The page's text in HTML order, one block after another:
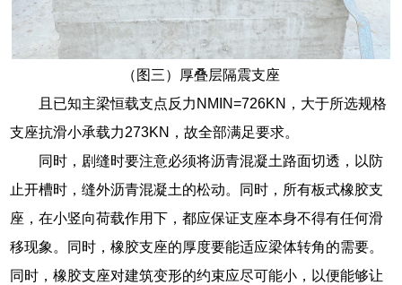
（图三）厚叠层隔震支座
且已知主梁恒载支点反力NMIN=726KN，大于所选规格
支座抗滑小承载力273KN，故全部满足要求。
同时，剧缝时要注意必须将沥青混凝土路面切透，以防
止开槽时，缝外沥青混凝土的松动。同时，所有板式橡胶支
座，在小竖向荷载作用下，都应保证支座本身不得有任何滑
移现象。同时，橡胶支座的厚度要能适应梁体转角的需要。
同时，橡胶支座对建筑变形的约束应尽可能小，以便能够让